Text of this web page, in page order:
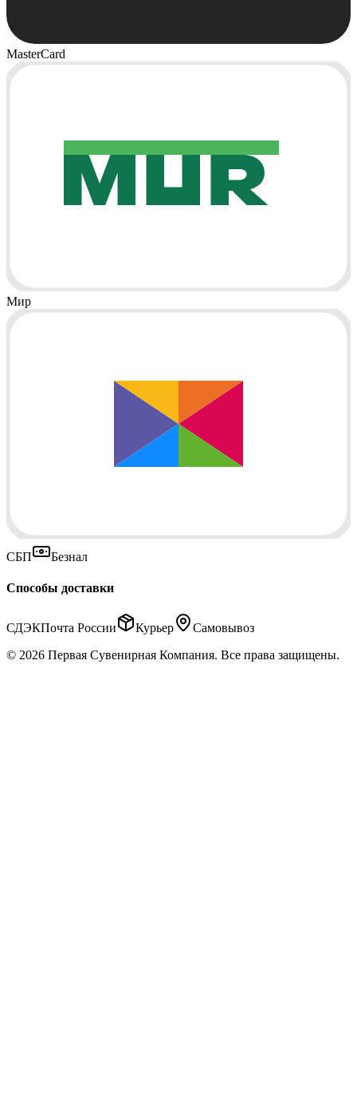
MasterCard
Мир
СБП Безнал
Способы доставки
СДЭКПочта России Курьер
Самовывоз
© 2026 Первая Сувенирная Компания. Все права защищены.